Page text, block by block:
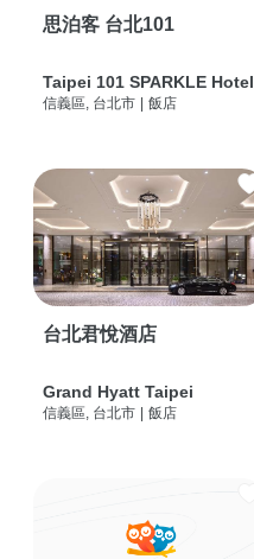
思泊客 台北101
Taipei 101 SPARKLE Hotel
信義區, 台北市 飯店
台北君悅酒店
Grand Hyatt Taipei
信義區, 台北市 飯店